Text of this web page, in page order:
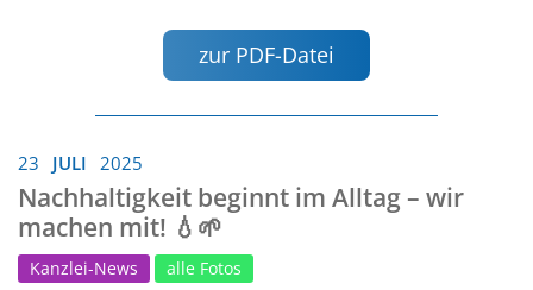
zur PDF-Datei
23 JULI 2025
Nachhaltigkeit beginnt im Alltag – wir
machen mit! 💧🌱
Kanzlei-News alle Fotos